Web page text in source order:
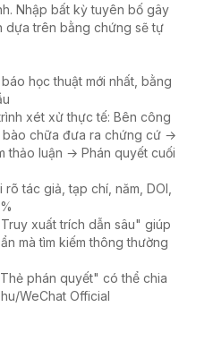
Nhập bất kỳ tuyên bố gây
dựa trên bằng chứng sẽ tự
học thuật mới nhất, bằng
xét xử thực tế: Bên công
chữa đưa ra chứng cứ →
thảo luận → Phán quyết cuối
tác giả, tạp chí, năm, DOI,
xuất trích dẫn sâu" giúp
mà tìm kiếm thông thường
phán quyết" có thể chia
WeChat Official